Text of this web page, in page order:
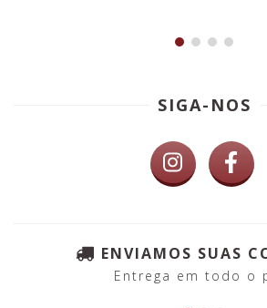
SIGA-NOS
ENVIAMOS SUAS
Entrega em todo o